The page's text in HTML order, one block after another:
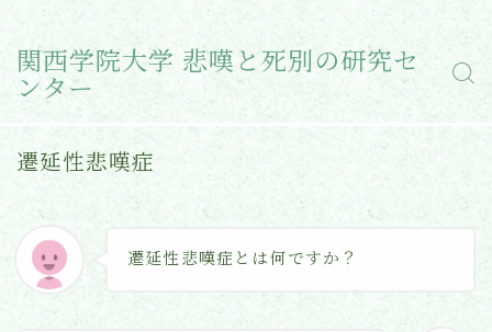
関西学院大学 悲嘆と死別の研究セ
ンター
遷延性悲嘆症
遷延性悲嘆症とは何ですか？